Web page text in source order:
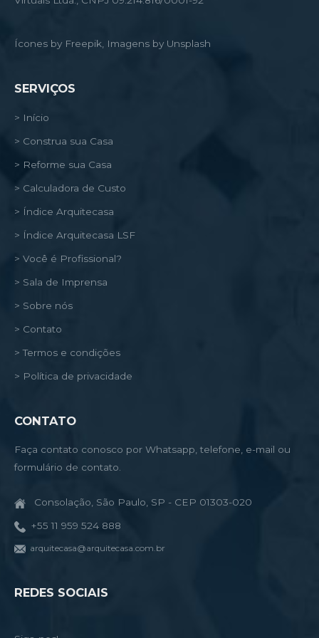
Ícones by Freepik, Imagens by Unsplash
SERVIÇOS
> Início
> Construa sua Casa
> Reforme sua Casa
> Calculadora de Custo
> Índice Arquitecasa
> Índice Arquitecasa LSF
> Você é Profissional?
> Sala de Imprensa
> Sobre nós
> Contato
> Termos e condições
> Política de privacidade
CONTATO
Faça contato conosco por Whatsapp, telefone, e-mail ou
formulário de contato.
Consolação, São Paulo, SP - CEP 01303-020
+55 11 959 524 888
arquitecasa@arquitecasa.com.br
REDES SOCIAIS